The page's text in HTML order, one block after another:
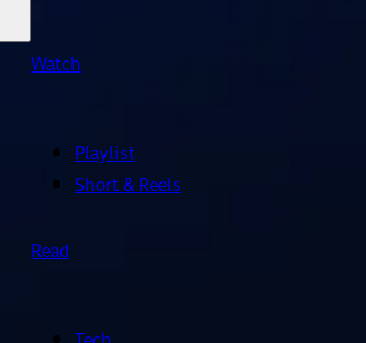
Watch
Playlist
Short & Reels
Read